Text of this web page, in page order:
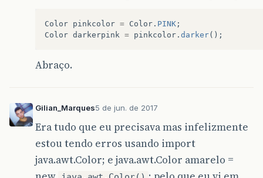
Color pinkcolor = Color . PINK ;
Color darkerpink = pinkcolor . darker();
Abraço.
Gilian_Marques5 de jun. de 2017
Era tudo que eu precisava mas infelizmente
estou tendo erros usando import
java.awt.Color; e java.awt.Color amarelo =